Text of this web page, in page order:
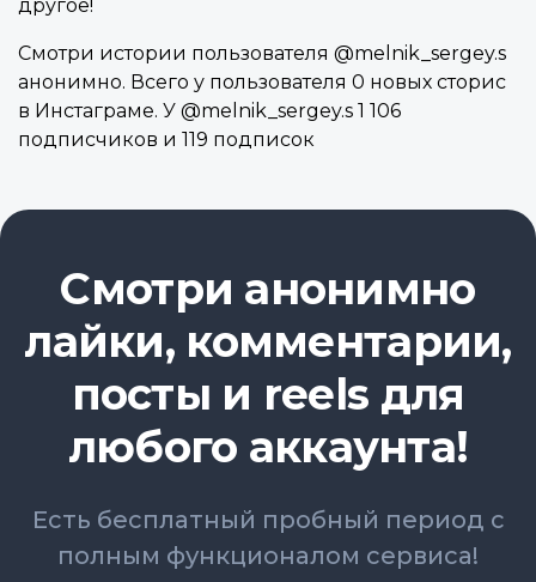
другое!
Смотри истории пользователя @melnik_sergey.s
анонимно. Всего у пользователя 0 новых сторис
в Инстаграме. У @melnik_sergey.s 1 106
подписчиков и 119 подписок
Смотри анонимно
лайки, комментарии,
посты и reels для
любого аккаунта!
Есть бесплатный пробный период с
полным функционалом сервиса!